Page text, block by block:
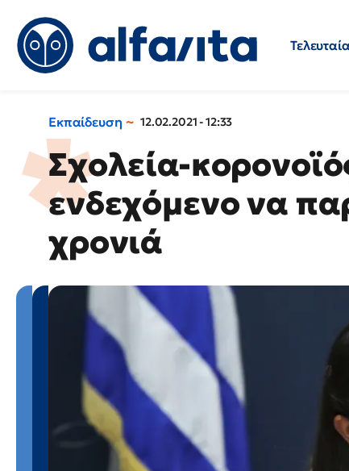
Εκπαίδευση 12.02.2021 - 12:33
Σχολεία-
ενδεχόμενο να
χρονιά